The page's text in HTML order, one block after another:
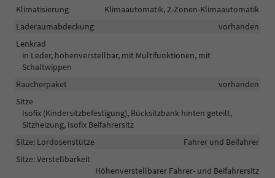
Klimatisierung
Klimaautomatik, 2-Zonen-Klimaautomatik
Laderaumabdeckung
vorhanden
Lenkrad
in Leder, höhenverstellbar, mit Multifunktionen, mit
Schaltwippen
Raucherpaket
vorhanden
Sitze
Isofix (Kindersitzbefestigung), Rücksitzbank hinten geteilt,
Sitzheizung, Isofix Beifahrersitz
Sitze: Lordosenstütze
Fahrer und Beifahrer
Sitze: Verstellbarkeit
Höhenverstellbarer Fahrer- und Beifahrersitz